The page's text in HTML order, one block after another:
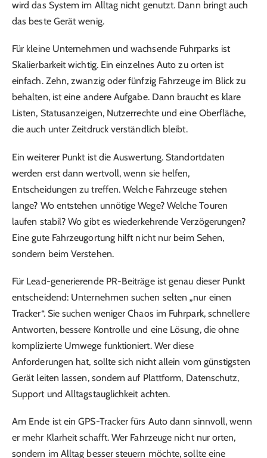
wird das System im Alltag nicht genutzt. Dann bringt auch
das beste Gerät wenig.
Für kleine Unternehmen und wachsende Fuhrparks ist
Skalierbarkeit wichtig. Ein einzelnes Auto zu orten ist
einfach. Zehn, zwanzig oder fünfzig Fahrzeuge im Blick zu
behalten, ist eine andere Aufgabe. Dann braucht es klare
Listen, Statusanzeigen, Nutzerrechte und eine Oberfläche,
die auch unter Zeitdruck verständlich bleibt.
Ein weiterer Punkt ist die Auswertung. Standortdaten
werden erst dann wertvoll, wenn sie helfen,
Entscheidungen zu treffen. Welche Fahrzeuge stehen
lange? Wo entstehen unnötige Wege? Welche Touren
laufen stabil? Wo gibt es wiederkehrende Verzögerungen?
Eine gute Fahrzeugortung hilft nicht nur beim Sehen,
sondern beim Verstehen.
Für Lead-generierende PR-Beiträge ist genau dieser Punkt
entscheidend: Unternehmen suchen selten „nur einen
Tracker“. Sie suchen weniger Chaos im Fuhrpark, schnellere
Antworten, bessere Kontrolle und eine Lösung, die ohne
komplizierte Umwege funktioniert. Wer diese
Anforderungen hat, sollte sich nicht allein vom günstigsten
Gerät leiten lassen, sondern auf Plattform, Datenschutz,
Support und Alltagstauglichkeit achten.
Am Ende ist ein GPS-Tracker fürs Auto dann sinnvoll, wenn
er mehr Klarheit schafft. Wer Fahrzeuge nicht nur orten,
sondern im Alltag besser steuern möchte, sollte eine